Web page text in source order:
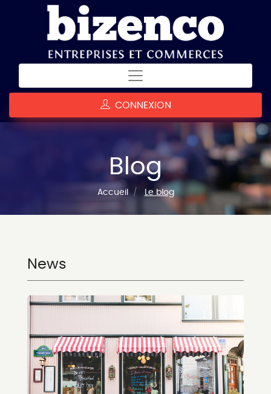
CONNEXION
Blog
Accueil Le blog
News